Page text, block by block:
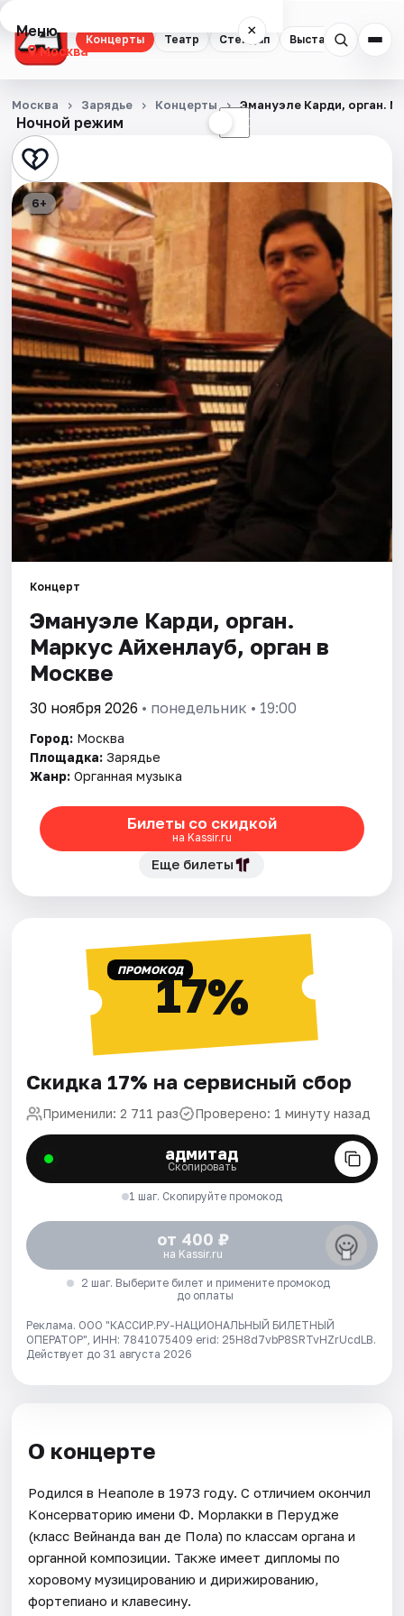
Концерты Театр Стендап Выставки
Меню ×
Москва
Концерты
Театр
Стендап
Выставки
Квесты
Экскурсии
Спорт
События
Города
Площадки
Артисты
Ночной режим ☾
Москва Зарядье Концерты Эмануэле Карди, орган.
6+
Концерт
Эмануэле Карди, орган.
Маркус Айхенлауб, орган в
Москве
30 ноября 2026 • понедельник • 19:00
Город: Москва
Площадка: Зарядье
Жанр: Органная музыка
Билеты со скидкой
на Kassir.ru
Еще билеты
ПРОМОКОД17%
Скидка 17% на сервисный сбор
Применили: 2 711 раз Проверено: 1 минуту назад
адмитад
Скопировать
1 шаг. Скопируйте промокод
от 400 ₽
на Kassir.ru
2 шаг. Выберите билет и примените промокод
до оплаты
Реклама. ООО "КАССИР.РУ-НАЦИОНАЛЬНЫЙ БИЛЕТНЫЙ
ОПЕРАТОР", ИНН: 7841075409 erid: 25H8d7vbP8SRTvHZrUcdLB.
Действует до 31 августа 2026
О концерте
Родился в Неаполе в 1973 году. С отличием окончил
Консерваторию имени Ф. Морлакки в Перудже
(класс Вейнанда ван де Пола) по классам органа и
органной композиции. Также имеет дипломы по
хоровому музицированию и дирижированию,
фортепиано и клавесину.